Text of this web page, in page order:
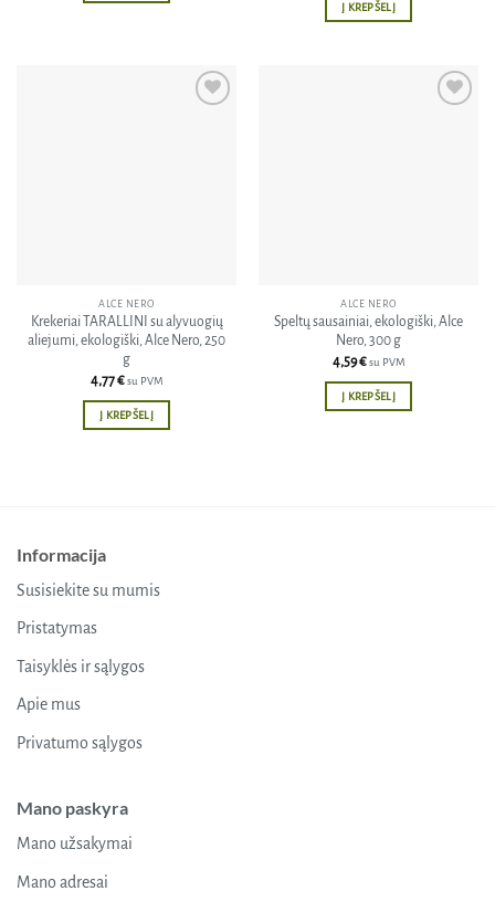
Į KREPŠELĮ
ALCE NERO
Krekeriai TARALLINI su alyvuogių
aliejumi, ekologiški, Alce Nero, 250
g
4,77€ su PVM
Į KREPŠELĮ
ALCE NERO
Speltų sausainiai, ekologiški, Alce
Nero, 300 g
4,59€ su PVM
Į KREPŠELĮ
Informacija
Susisiekite su mumis
Pristatymas
Taisyklės ir sąlygos
Apie mus
Privatumo sąlygos
Mano paskyra
Mano užsakymai
Mano adresai